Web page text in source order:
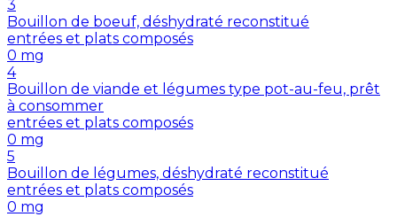
3
Bouillon de boeuf, déshydraté reconstitué
entrées et plats composés
0 mg
4
Bouillon de viande et légumes type pot-au-feu, prêt
à consommer
entrées et plats composés
0 mg
5
Bouillon de légumes, déshydraté reconstitué
entrées et plats composés
0 mg